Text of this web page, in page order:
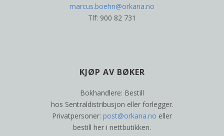
marcus.boehn@orkana.no
Tlf: 900 82 731
KJØP AV BØKER
Bokhandlere: Bestill
hos Sentraldistribusjon eller forlegger.
Privatpersoner: post@orkana.no eller
bestill her i nettbutikken.